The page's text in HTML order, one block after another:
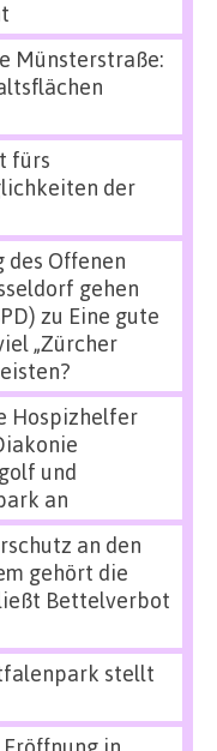
Münsterstraße:
fürs
der
Offenen
gehen
zu Eine gute
„Zürcher
Hospizhelfer
und
an
an den
gehört die
Bettelverbot
stellt